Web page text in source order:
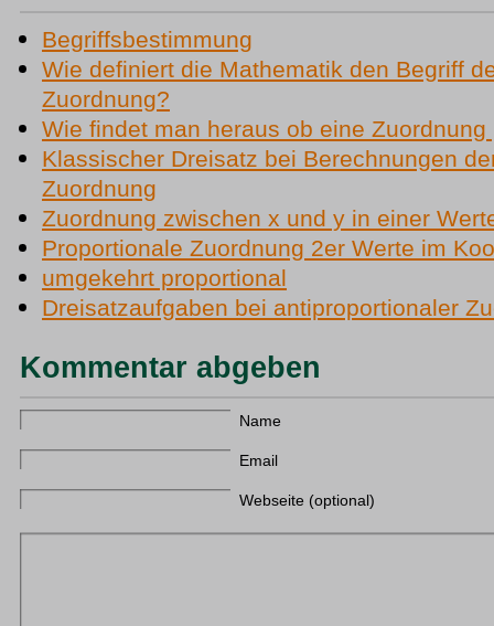
Begriffsbestimmung
Wie definiert die Mathematik den Begriff
Zuordnung?
Wie findet man heraus ob eine
Klassischer Dreisatz bei Berechnungen
Zuordnung
Zuordnung zwischen x und y in einer
Proportionale Zuordnung 2er Werte im
umgekehrt proportional
Dreisatzaufgaben bei antiproportionaler
Kommentar abgeben
Name
Email
Webseite (optional)